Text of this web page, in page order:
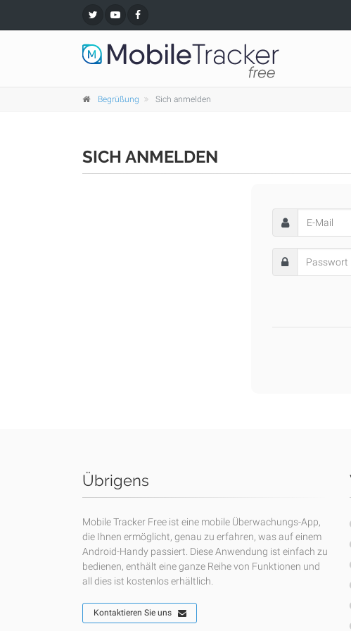
Begrüßung Sich anmelden
SICH ANMELDEN
Übrigens
Mobile Tracker Free ist eine mobile Überwachungs-App,
die Ihnen ermöglicht, genau zu erfahren, was auf einem
Android-Handy passiert. Diese Anwendung ist einfach zu
bedienen, enthält eine ganze Reihe von Funktionen und
all dies ist kostenlos erhältlich.
Kontaktieren Sie uns